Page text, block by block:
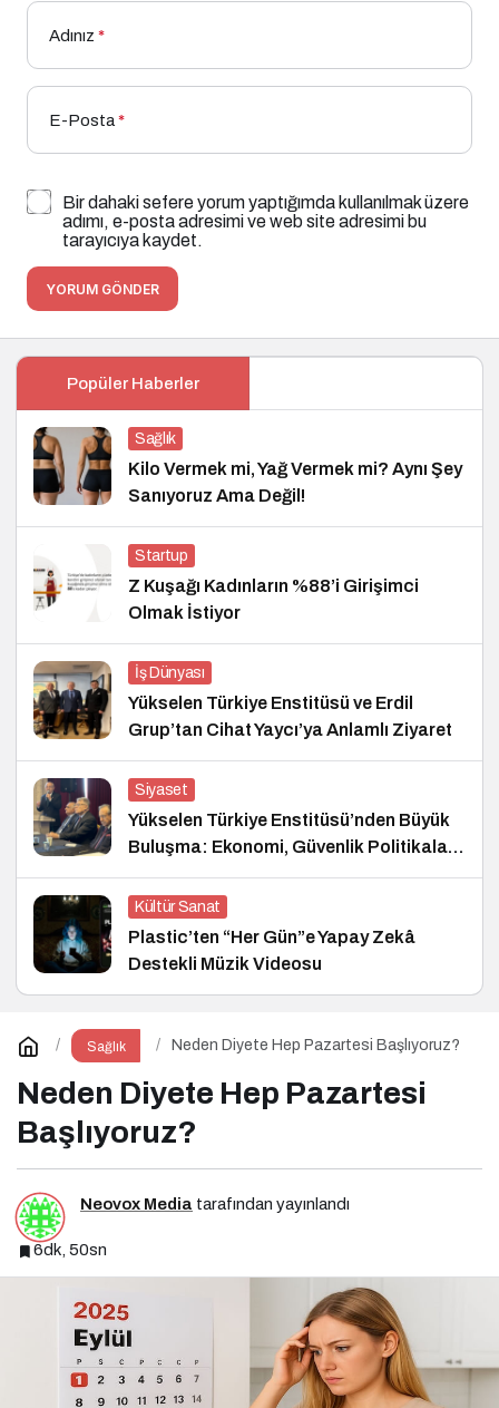
Adınız *
E-Posta*
Bir dahaki sefere yorum yaptığımda kullanılmak üzere
adımı, e-posta adresimi ve web site adresimi bu
tarayıcıya kaydet.
YORUM GÖNDER
Popüler Haberler
Sağlık
Kilo Vermek mi, Yağ Vermek mi? Aynı Şey
Sanıyoruz Ama Değil!
Startup
Z Kuşağı Kadınların %88’i Girişimci
Olmak İstiyor
İş Dünyası
Yükselen Türkiye Enstitüsü ve Erdil
Grup’tan Cihat Yaycı’ya Anlamlı Ziyaret
Siyaset
Yükselen Türkiye Enstitüsü’nden Büyük
Buluşma: Ekonomi, Güvenlik Politikaları
ve Hukuk Konferansı
Kültür Sanat
Plastic’ten “Her Gün”e Yapay Zekâ
Destekli Müzik Videosu
Sağlık Neden Diyete Hep Pazartesi Başlıyoruz?
Neden Diyete Hep Pazartesi
Başlıyoruz?
Neovox Media tarafından yayınlandı
6dk, 50sn